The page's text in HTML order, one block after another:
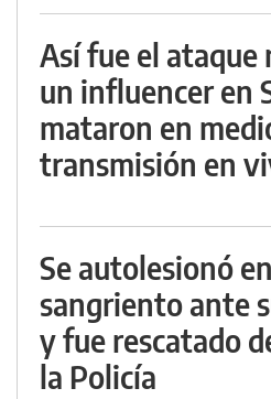
Así fue el
un influencer en
mataron en
transmisión en
Se autolesionó
sangriento ante
y fue rescatado
la Policía